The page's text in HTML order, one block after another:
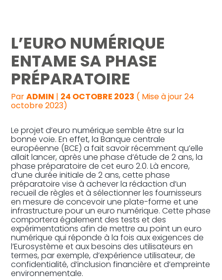
Gestion au quotidien
Pilotage d’entreprise
Audit
L’EURO NUMÉRIQUE
ENTAME SA PHASE
PRÉPARATOIRE
ParADMIN | 24 OCTOBRE 2023 ( Mise à jour 24
octobre 2023)
Le projet d’euro numérique semble être sur la
bonne voie. En effet, la Banque centrale
européenne (BCE) a fait savoir récemment qu’elle
allait lancer, après une phase d’étude de 2 ans, la
phase préparatoire de cet euro 2.0. Là encore,
d’une durée initiale de 2 ans, cette phase
préparatoire vise à achever la rédaction d’un
recueil de règles et à sélectionner les fournisseurs
en mesure de concevoir une plate-forme et une
infrastructure pour un euro numérique. Cette phase
comportera également des tests et des
expérimentations afin de mettre au point un euro
numérique qui réponde à la fois aux exigences de
l’Eurosystème et aux besoins des utilisateurs en
termes, par exemple, d’expérience utilisateur, de
confidentialité, d’inclusion financière et d’empreinte
environnementale.